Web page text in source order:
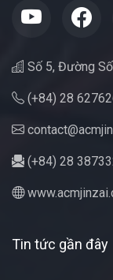
Số 5, Đường Số
(+84) 28
(+84) 28
Tin tức gần đây